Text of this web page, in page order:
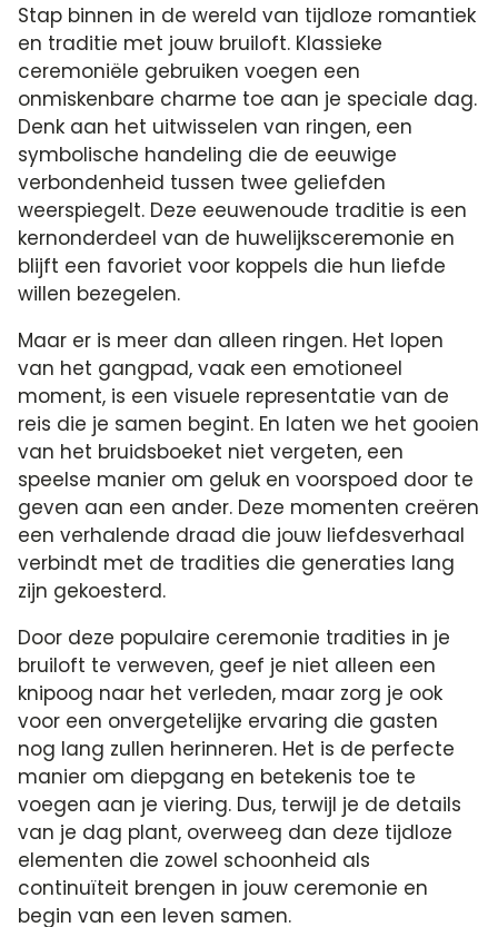
Stap binnen in de wereld van tijdloze romantiek
en traditie met jouw bruiloft.​ Klassieke
ceremoniële gebruiken voegen een
onmiskenbare charme toe aan je speciale dag.​
Denk aan het uitwisselen van ringen, een
symbolische handeling die de eeuwige
verbondenheid tussen twee geliefden
weerspiegelt.​ Deze eeuwenoude traditie is een
kernonderdeel van de huwelijksceremonie en
blijft een favoriet voor koppels die hun liefde
willen bezegelen.​
Maar er is meer dan alleen ringen.​ Het lopen
van het gangpad, vaak een emotioneel
moment, is een visuele representatie van de
reis die je samen begint.​ En laten we het gooien
van het bruidsboeket niet vergeten, een
speelse manier om geluk en voorspoed door te
geven aan een ander.​ Deze momenten creëren
een verhalende draad die jouw liefdesverhaal
verbindt met de tradities die generaties lang
zijn gekoesterd.​
Door deze populaire ceremonie tradities in je
bruiloft te verweven, geef je niet alleen een
knipoog naar het verleden, maar zorg je ook
voor een onvergetelijke ervaring die gasten
nog lang zullen herinneren.​ Het is de perfecte
manier om diepgang en betekenis toe te
voegen aan je viering.​ Dus, terwijl je de details
van je dag plant, overweeg dan deze tijdloze
elementen die zowel schoonheid als
continuïteit brengen in jouw ceremonie en
begin van een leven samen.​